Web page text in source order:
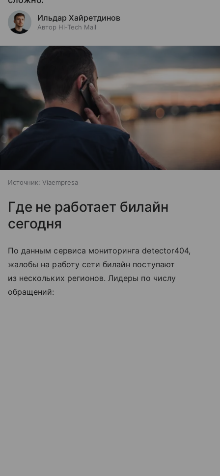
Ильдар Хайретдинов
Автор Hi-Tech Mail
Источник: Viaempresa
Где не работает билайн
сегодня
По данным сервиса мониторинга detector404,
жалобы на работу сети билайн поступают
из нескольких регионов. Лидеры по числу
обращений: